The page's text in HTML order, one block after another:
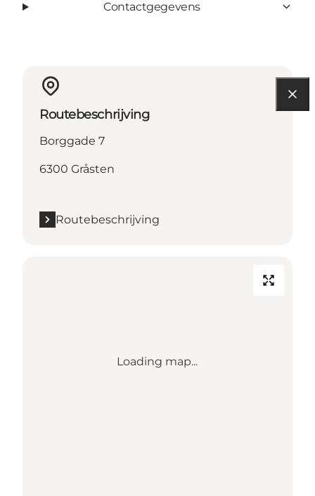
Contactgegevens
Routebeschrijving
Borggade 7
6300 Gråsten
Routebeschrijving
Loading map...